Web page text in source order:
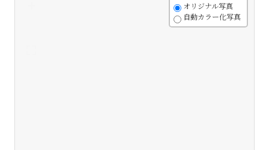
オリジナル写真
自動カラー化写真